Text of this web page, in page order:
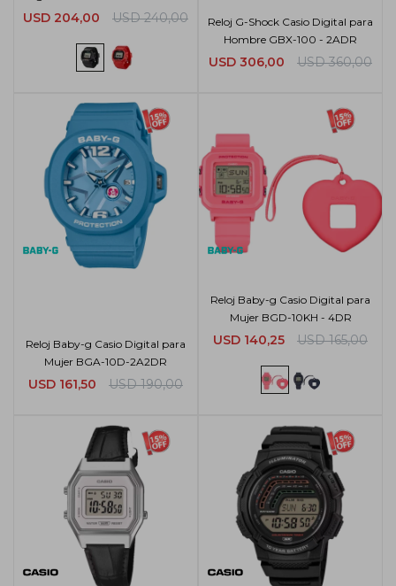
USD 204,00 USD 240,00
Reloj G-Shock Casio Digital para
Hombre GBX-100 - 2ADR
USD 306,00 USD 360,00
Reloj Baby-g Casio Digital para
Mujer BGA-10D-2A2DR
USD 161,50 USD 190,00
Reloj Baby-g Casio Digital para
Mujer BGD-10KH - 4DR
USD 140,25 USD 165,00